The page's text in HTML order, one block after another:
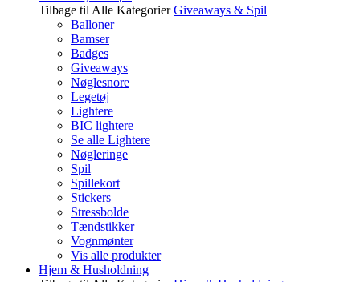
Tilbage til Alle Kategorier Giveaways & Spil
Balloner
Bamser
Badges
Giveaways
Nøglesnore
Legetøj
Lightere
BIC lightere
Se alle Lightere
Nøgleringe
Spil
Spillekort
Stickers
Stressbolde
Tændstikker
Vognmønter
Vis alle produkter
Hjem & Husholdning